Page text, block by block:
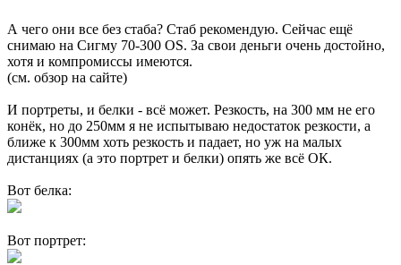
А чего они все без стаба? Стаб рекомендую. Сейчас ещё
снимаю на Сигму 70-300 OS. За свои деньги очень достойно,
хотя и компромиссы имеются.
(см. обзор на сайте)
И портреты, и белки - всё может. Резкость, на 300 мм не его
конёк, но до 250мм я не испытываю недостаток резкости, а
ближе к 300мм хоть резкость и падает, но уж на малых
дистанциях (а это портрет и белки) опять же всё ОК.
Вот белка:
Вот портрет: